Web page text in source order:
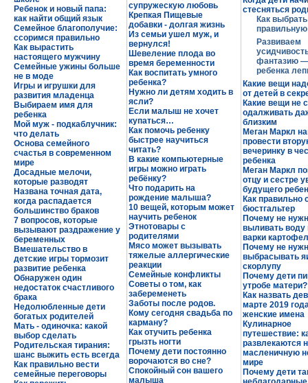
стесняться
Как выбрать
правильную
Развиваем
фантазию
ребенка
Какие вещи
от детей в
Какие вещи не
одалживать
близким
Меган Маркл
провести
вечеринку в
ребенка
Меган Маркл
отцу и сестре
будущего
Как правильно
бюстгальтер
Почему не
выливать воду
варки
Почему не
выбрасывать
скорлупу
Почему дети
утробе матери?
Как назвать
марте 2019
женские имена
Кулинарное
путешествие:
развлекаются
масленичную
мире
Почему дети
Ребенок и новый папа:
как найти общий язык
Семейное благополучие:
ссоримся правильно
Как вырастить
настоящего мужчину
Семейные ужины больше
не в моде
Игры и игрушки для
развития младенца
Выбираем имя для
ребенка
Мой муж - подкаблучник:
что делать
Основа семейного
счастья в современном
мире
Досадные мелочи,
которые разводят
Названа точная дата,
когда распадается
большинство браков
7 вопросов, которые
вызывают раздражение у
беременных
Вмешательство в
детские игры тормозит
развитие ребенка
Обнаружен один
недостаток счастливого
брака
Недолюбленные дети
богатых родителей
Мать - одиночка: какой
выбор сделать
Родительская тирания:
шанс выжить есть всегда
Как правильно вести
семейные переговоры
супружескую любовь
Крепкая Пищевые
добавки - долгая жизнь
Из семьи ушел муж, и
вернулся!
Шевеление плода во
время беременности
Как воспитать умного
ребенка?
Нужно ли детям ходить в
ясли?
Если малыш не хочет
купаться…
Как помочь ребенку
быстрее научиться
читать?
В какие компьютерные
игры можно играть
ребёнку?
Что подарить на
рождение малыша?
10 вещей, которым может
научить ребенок
Этнотовары с
родителями
Мясо может вызывать
тяжелые аллергические
реакции
Семейные конфликты
Советы о том, как
забеременеть
Заботы после родов.
Кому сегодня свадьба по
карману?
Как отучить ребенка
грызть ногти
Почему дети постоянно
ворочаются во сне?
Спокойный сон вашего
малыша